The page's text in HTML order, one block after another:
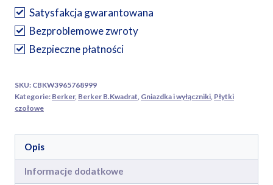
płytka
czołowa
z
przysłonami
do
gniazda
uziemieniem
biała
Satysfakcja gwarantowana
Bezproblemowe zwroty
Bezpieczne płatności
SKU: CBKW3965768999
Kategorie: Berker, Berker B.Kwadrat Gniazdka i wyłączniki Płytki
czołowe
Opis
Informacje dodatkowe